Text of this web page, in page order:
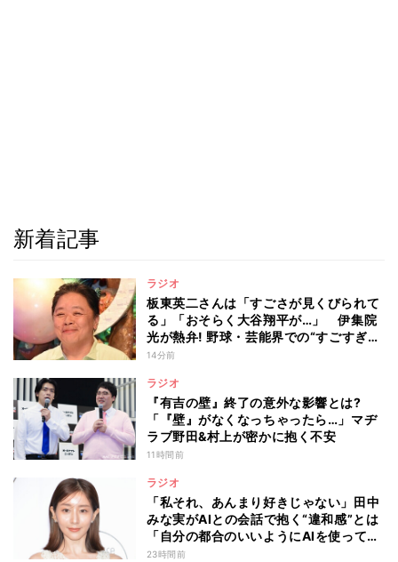
新着記事
ラジオ
板東英二さんは「すごさが見くびられて
る」「おそらく大谷翔平が…」 伊集院
光が熱弁! 野球・芸能界での“すごすぎ
る”功績
14分前
ラジオ
『有吉の壁』終了の意外な影響とは?
「『壁』がなくなっちゃったら…」マヂ
ラブ野田&村上が密かに抱く不安
11時間前
ラジオ
「私それ、あんまり好きじゃない」田中
みな実がAIとの会話で抱く“違和感”とは
「自分の都合のいいようにAIを使ってる
人たちって…」
23時間前